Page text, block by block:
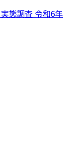
態調査 令和6年